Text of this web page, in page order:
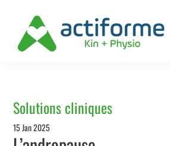
Solutions cliniques
15 Jan 2025